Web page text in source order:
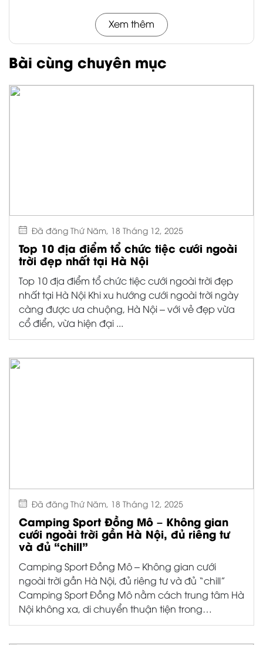
nhất tại Hà Nội Khi xu hướng cưới ngoài trời ngày
càng được ưa chuộng, Hà Nội – với vẻ đẹp vừa
cổ điển, vừa hiện đại ...
Đã đăng Thứ Năm, 18 Tháng 12, 2025
Camping Sport Đồng Mô – Không gian
cưới ngoài trời gần Hà Nội, đủ riêng tư
và đủ “chill”
Camping Sport Đồng Mô – Không gian cưới
ngoài trời gần Hà Nội, đủ riêng tư và đủ “chill”
Camping Sport Đồng Mô nằm cách trung tâm Hà
Nội không xa, di chuyển thuận tiện trong
ngày.Nhưng khi ...
Đã đăng Thứ Năm, 18 Tháng 12, 2025
Vì sao ngày càng nhiều cặp đôi chọn
tiệc cưới ngoài trời ngoại thành Hà Nội?
Vì sao ngày càng nhiều cặp đôi chọn tiệc cưới
ngoài trời ngoại thành Hà Nội? Những năm gần
đây, xu hướng tổ chức tiệc cưới ngoài trời ngày
càng được nhiều cặp đôi trẻ lựa ...